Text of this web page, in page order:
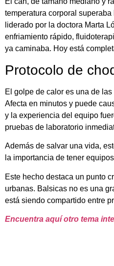
temperatura corporal
liderado por la doctora Marta
enfriamiento rápido,
ya caminaba. Hoy está
Protocolo de
El golpe de calor es una de
Afecta en minutos y puede
y la experiencia del equipo
pruebas de laboratorio
Además de salvar una vida,
la importancia de tener
Este hecho destaca un punto
urbanas. Balsicas no es una
está siendo compartido entre
Encuentra aquí otro tema